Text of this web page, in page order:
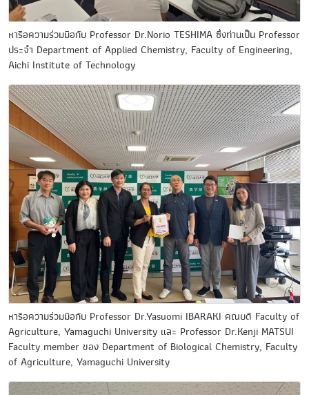
หารือความร่วมมือกับ Professor Dr.Norio TESHIMA ซึ่งท่านเป็น Professor
ประจำ Department of Applied Chemistry, Faculty of Engineering,
Aichi Institute of Technology
หารือความร่วมมือกับ Professor Dr.Yasuomi IBARAKI คณบดี Faculty of
Agriculture, Yamaguchi University และ Professor Dr.Kenji MATSUI
Faculty member ของ Department of Biological Chemistry, Faculty
of Agriculture, Yamaguchi University